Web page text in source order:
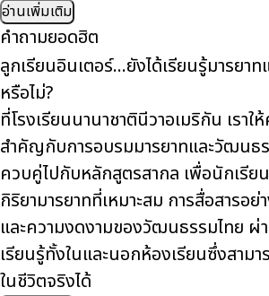
อ่านเพิ่มเติม
คำถามยอดฮิต
ลูกเรียนอินเตอร์…ยังได้เรียนรู้มารยาท
หรือไม่?
ที่โรงเรียนนานาชาตินีวาอเมริกัน เราใ
สำคัญกับการอบรมมารยาทและวัฒนธ
ควบคู่ไปกับหลักสูตรสากล เพื่อนักเรีย
กิริยามารยาทที่เหมาะสม การสื่อสารอย่
และความงดงามของวัฒนธรรมไทย ผ่
เรียนรู้ทั้งในและนอกห้องเรียนซึ่งสามา
ในชีวิตจริงได้